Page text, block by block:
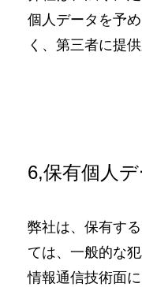
個人データを予
く、第三者に提
6,保有個人
弊社は、保有す
ては、一般的な
情報通信技術面